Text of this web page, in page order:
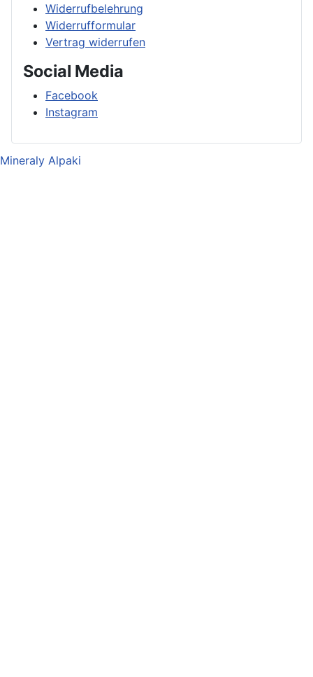
Widerrufbelehrung
Widerrufformular
Vertrag widerrufen
Social Media
Facebook
Instagram
Mineraly Alpaki